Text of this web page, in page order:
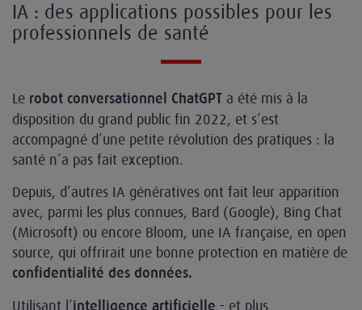
IA : des applications possibles pour les
professionnels de santé
Le robot conversationnel ChatGPT a été mis à la
disposition du grand public fin 2022, et s’est
accompagné d’une petite révolution des pratiques : la
santé n’a pas fait exception.
Depuis, d’autres IA génératives ont fait leur apparition
avec, parmi les plus connues, Bard (Google), Bing Chat
(Microsoft) ou encore Bloom, une IA française, en open
source, qui offrirait une bonne protection en matière de
confidentialité des données.
Utilisant l’intelligence artificielle - et plus